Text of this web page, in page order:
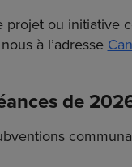
projet ou initiative
à l’adresse
de